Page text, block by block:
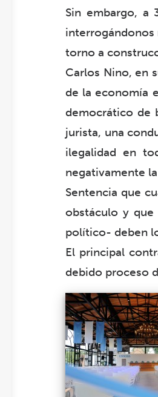
Sin embargo, a
interrogándonos
torno a
Carlos Nino, en
de la economía
democrático de
jurista, una
ilegalidad en
negativamente
Sentencia que
obstáculo y
político- deben
El principal
debido proceso